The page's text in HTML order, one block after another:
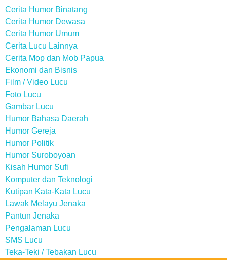
Cerita Humor Binatang
Cerita Humor Dewasa
Cerita Humor Umum
Cerita Lucu Lainnya
Cerita Mop dan Mob Papua
Ekonomi dan Bisnis
Film / Video Lucu
Foto Lucu
Gambar Lucu
Humor Bahasa Daerah
Humor Gereja
Humor Politik
Humor Suroboyoan
Kisah Humor Sufi
Komputer dan Teknologi
Kutipan Kata-Kata Lucu
Lawak Melayu Jenaka
Pantun Jenaka
Pengalaman Lucu
SMS Lucu
Teka-Teki / Tebakan Lucu